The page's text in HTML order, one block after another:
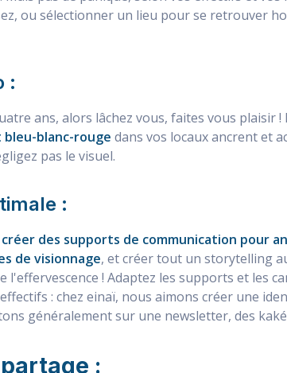
ou sélectionner un lieu pour se retrouver
:
ans, alors lâchez vous, faites vous plaisir
blanc-rouge dans vos locaux ancrent et
pas le visuel.
:
créer des supports de communication pour
de visionnage, et créer tout un storytelling
l'effervescence ! Adaptez les supports et les
: chez einaï, nous aimons créer une
généralement sur une newsletter, des
: